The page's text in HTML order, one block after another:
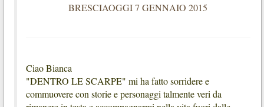
BRESCIAOGGI 7 GENNAIO 2015
Ciao Bianca
"DENTRO LE SCARPE" mi ha fatto sorridere e
commuovere con storie e personaggi talmente veri da